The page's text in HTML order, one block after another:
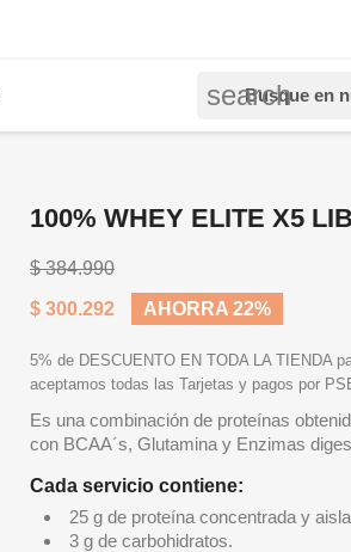
search
100% WHEY ELITE X5
$ 384.990
$ 300.292
AHORRA 22%
5% de DESCUENTO EN TODA LA TIENDA
aceptamos todas las Tarjetas y pagos por
Es una combinación de proteínas
con BCAA´s, Glutamina y Enzimas
Cada servicio contiene:
25 g de proteína concentrada y
3 g de carbohidratos.